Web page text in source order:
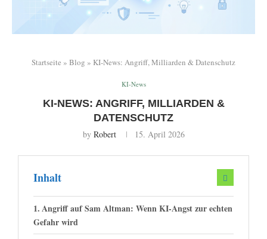
Startseite » Blog » KI-News: Angriff, Milliarden & Datenschutz
KI-News
KI-NEWS: ANGRIFF, MILLIARDEN &
DATENSCHUTZ
by Robert 15. April 2026
Inhalt
Angriff auf Sam Altman: Wenn KI-Angst zur echten
Gefahr wird